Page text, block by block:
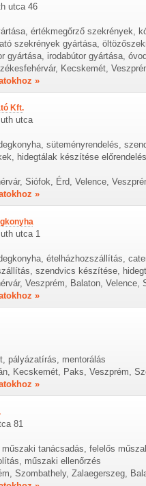
utca 46
értékmegőrző szekrények,
szekrények gyártása,
gyártása, irodabútor gyártása,
Kecskemét,
»
Kft.
utca
süteményrendelés,
hidegtálak készítése
Siófok, Érd, Velence,
»
utca 1
ételházhozszállítás,
szendvics készítése,
Veszprém, Balaton, Velence,
»
pályázatírás, mentorálás
Kecskemét, Paks, Veszprém,
»
81
tanácsadás, felelős
műszaki ellenőrzés
Szombathely, Zalaegerszeg,